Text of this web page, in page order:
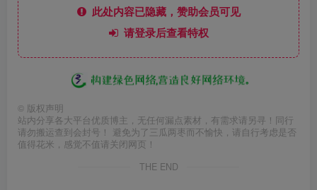
此处内容已隐藏，赞助会员可见
请登录后查看特权
© 版权声明
站内分享各大平台优质博主，无任何漏点素材，有需求请另寻！同行
请勿搬运查到会封号！ 避免为了三瓜两枣而不愉快，请自行考虑是否
值得花米，感觉不值请关闭网页！
THE END